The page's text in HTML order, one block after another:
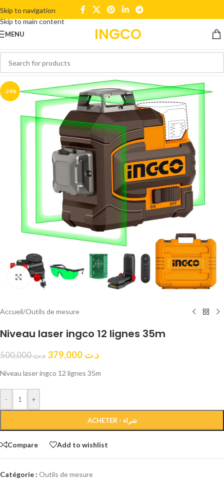
Skip to navigation
Skip to main content
MENU INGCO
-24%
Click to enlarge
Accueil/Outils de mesure
Niveau laser ingco 12 lignes 35m
د.ت500,000 د.ت
Niveau laser ingco 12 lignes 35m
- +
ACHETER - شراء
Compare Add to wishlist
Catégorie : Outils de mesure